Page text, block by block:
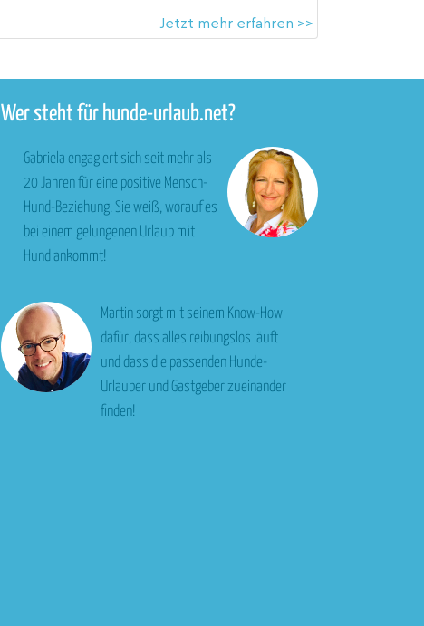
Jetzt mehr erfahren >>
Wer steht für hunde-urlaub.net?
Gabriela engagiert sich seit mehr als
20 Jahren für eine positive Mensch-
Hund-Beziehung. Sie weiß, worauf es
bei einem gelungenen Urlaub mit
Hund ankommt!
Martin sorgt mit seinem Know-How
dafür, dass alles reibungslos läuft
und dass die passenden Hunde-
Urlauber und Gastgeber zueinander
finden!